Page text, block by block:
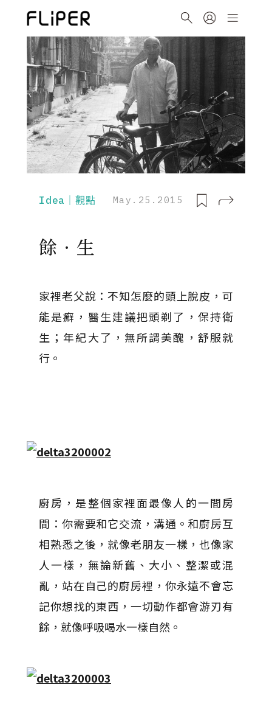
Idea｜觀點 May.25.2015
餘 · 生
家裡老父說：不知怎麼的頭上脫皮，可
能是癬，醫生建議把頭剃了，保持衛
生；年紀大了，無所謂美醜，舒服就
行。
廚房，是整個家裡面最像人的一間房
間：你需要和它交流，溝通。和廚房互
相熟悉之後，就像老朋友一樣，也像家
人一樣，無論新舊、大小、整潔或混
亂，站在自己的廚房裡，你永遠不會忘
記你想找的東西，一切動作都會游刃有
餘，就像呼吸喝水一樣自然。